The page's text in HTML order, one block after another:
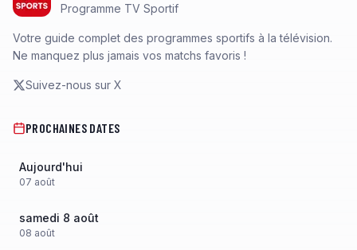
Programme TV Sportif
Votre guide complet des programmes sportifs à la télévision.
Ne manquez plus jamais vos matchs favoris !
Suivez-nous sur X
PROCHAINES DATES
Aujourd'hui
07 août
samedi 8 août
08 août